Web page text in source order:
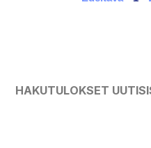
HAKUTULOKSET